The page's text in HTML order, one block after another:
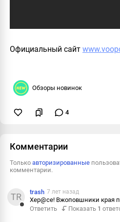
Официальный сайт
Обзоры новинок
4
Комментарии
Только авторизированные
комментарии.
TR trash 7 лет назад
Хер@се! Вжоповшники края
Ответить
Показать 1